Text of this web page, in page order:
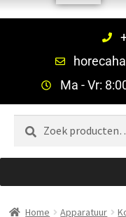
Ma - Vr:
Zoeken
Home Apparatuur